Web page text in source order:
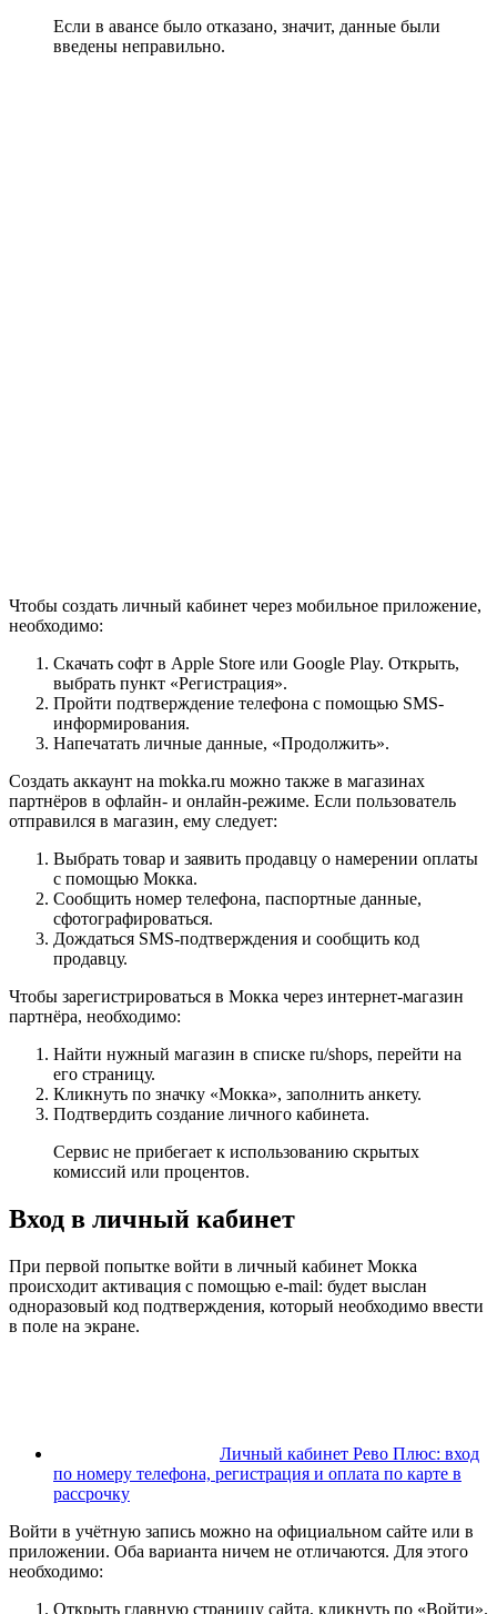
Если в авансе было отказано, значит, данные были
введены неправильно.
Чтобы создать личный кабинет через мобильное приложение,
необходимо:
Скачать софт в Apple Store или Google Play. Открыть,
выбрать пункт «Регистрация».
Пройти подтверждение телефона с помощью SMS-
информирования.
Напечатать личные данные, «Продолжить».
Создать аккаунт на mokka.ru можно также в магазинах
партнёров в офлайн- и онлайн-режиме. Если пользователь
отправился в магазин, ему следует:
Выбрать товар и заявить продавцу о намерении оплаты
с помощью Мокка.
Сообщить номер телефона, паспортные данные,
сфотографироваться.
Дождаться SMS-подтверждения и сообщить код
продавцу.
Чтобы зарегистрироваться в Мокка через интернет-магазин
партнёра, необходимо:
Найти нужный магазин в списке ru/shops, перейти на
его страницу.
Кликнуть по значку «Мокка», заполнить анкету.
Подтвердить создание личного кабинета.
Сервис не прибегает к использованию скрытых
комиссий или процентов.
Вход в личный кабинет
При первой попытке войти в личный кабинет Мокка
происходит активация с помощью e-mail: будет выслан
одноразовый код подтверждения, который необходимо ввести
в поле на экране.
Личный кабинет Рево Плюс: вход
по номеру телефона, регистрация и оплата по карте в
рассрочку
Войти в учётную запись можно на официальном сайте или в
приложении. Оба варианта ничем не отличаются. Для этого
необходимо:
Открыть главную страницу сайта, кликнуть по «Войти».